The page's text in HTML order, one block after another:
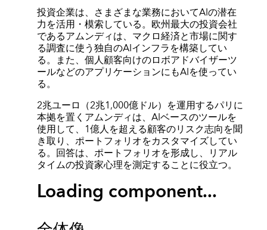
投資企業は、さまざまな業務においてAIの潜在
力を活用・模索している。欧州最大の投資会社
であるアムンディは、マクロ経済と市場に関す
る調査に使う独自のAIインフラを構築してい
る。また、個人顧客向けのロボアドバイザーツ
ールなどのアプリケーションにもAIを使ってい
る。
2兆ユーロ（2兆1,000億ドル）を運用するパリに
本拠を置くアムンディは、AIベースのツールを
使用して、1億人を超える顧客のリスク志向を聞
き取り、ポートフォリオをカスタマイズしてい
る。回答は、ポートフォリオを形成し、リアル
タイムの投資家心理を測定することに役立つ。
Loading component...